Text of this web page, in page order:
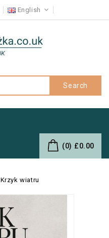
English
Search
(0) £0.00
Krzyk wiatru